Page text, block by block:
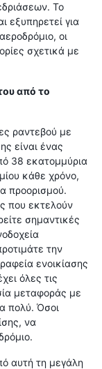
Το
εξυπηρετεί για
οι
σχετικά με
από το
ραντεβού με
είναι ένας
38 εκατομμύρια
κάθε χρόνο,
προορισμού.
που εκτελούν
σημαντικές
την
ενοικίασης
όλες τις
μεταφοράς με
πολύ. Όσοι
να
αυτή τη μεγάλη